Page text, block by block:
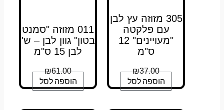
305 מזוזה עץ לבן
עם פלקטה
"מעויינים" 12
₪37.00
הוספה לסל
011 מזוזה "סמנט
בטון" גוון לבן – ש'
₪61.00
הוספה לסל